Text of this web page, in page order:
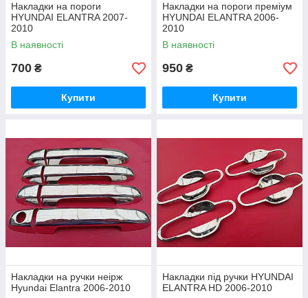
Накладки на пороги
HYUNDAI ELANTRA 2007-
2010
В наявності
700 ₴
Купити
Накладки на пороги преміум
HYUNDAI ELANTRA 2006-
2010
В наявності
950 ₴
Купити
Накладки на ручки неірж
Hyundai Elantra 2006-2010
Накладки під ручки HYUNDAI
ELANTRA HD 2006-2010